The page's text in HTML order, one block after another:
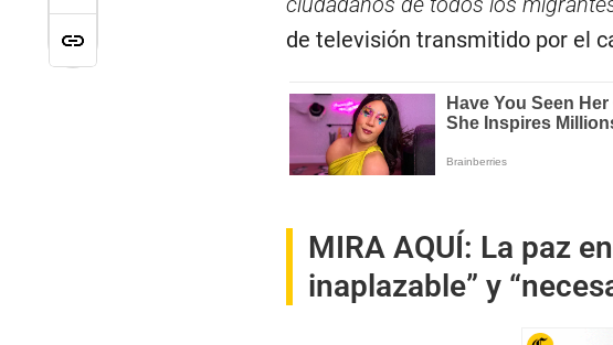
de televisión transmitido por el
MIRA AQUÍ: La paz
inaplazable” y